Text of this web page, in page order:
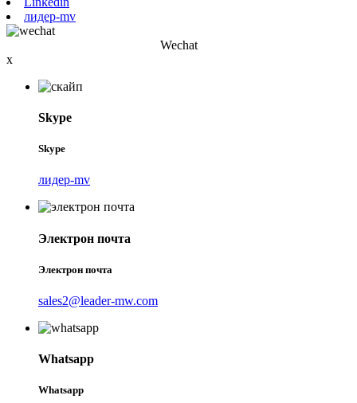
лидер-mv
Wechat
x
Skype
Skype
лидер-mv
Электрон почта
Электрон почта
sales2@leader-mw.com
Whatsapp
Whatsapp